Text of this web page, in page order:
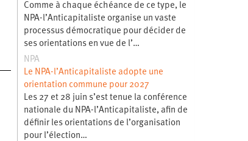
Comme à chaque échéance de ce type, le
NPA-l’Anticapitaliste organise un vaste
processus démocratique pour décider de
ses orientations en vue de l’…
NPA
Le NPA-l’Anticapitaliste adopte une
orientation commune pour 2027
Les 27 et 28 juin s’est tenue la conférence
nationale du NPA-l’Anticapitaliste, afin de
définir les orientations de l’organisation
pour l’élection…